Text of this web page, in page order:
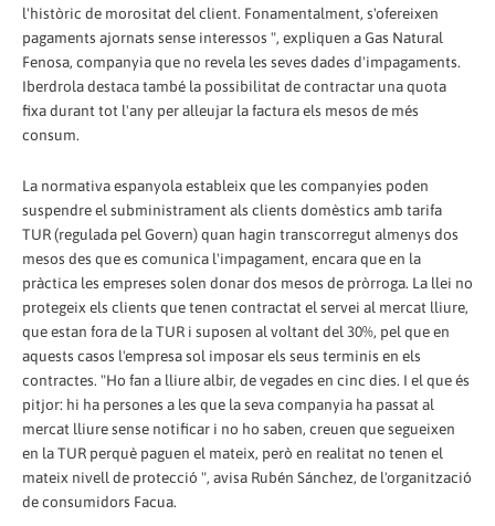
l'històric de morositat del client. Fonamentalment, s'ofereixen
pagaments ajornats sense interessos ", expliquen a Gas Natural
Fenosa, companyia que no revela les seves dades d'impagaments.
Iberdrola destaca també la possibilitat de contractar una quota
fixa durant tot l'any per alleujar la factura els mesos de més
consum.
La normativa espanyola estableix que les companyies poden
suspendre el subministrament als clients domèstics amb tarifa
TUR (regulada pel Govern) quan hagin transcorregut almenys dos
mesos des que es comunica l'impagament, encara que en la
pràctica les empreses solen donar dos mesos de pròrroga. La llei no
protegeix els clients que tenen contractat el servei al mercat lliure,
que estan fora de la TUR i suposen al voltant del 30%, pel que en
aquests casos l'empresa sol imposar els seus terminis en els
contractes. "Ho fan a lliure albir, de vegades en cinc dies. I el que és
pitjor: hi ha persones a les que la seva companyia ha passat al
mercat lliure sense notificar i no ho saben, creuen que segueixen
en la TUR perquè paguen el mateix, però en realitat no tenen el
mateix nivell de protecció ", avisa Rubén Sánchez, de l'organització
de consumidors Facua.